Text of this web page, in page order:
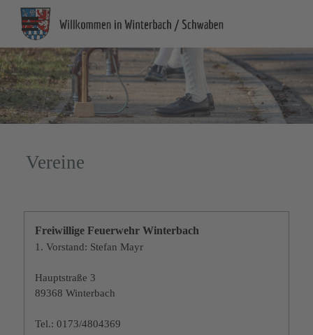
Direkt zum Seiteninhalt
Menü überspringen
Vereine
Freiwillige Feuerwehr Winterbach
1. Vorstand: Stefan Mayr
Hauptstraße 3
89368 Winterbach
Tel.: 0173/4804369